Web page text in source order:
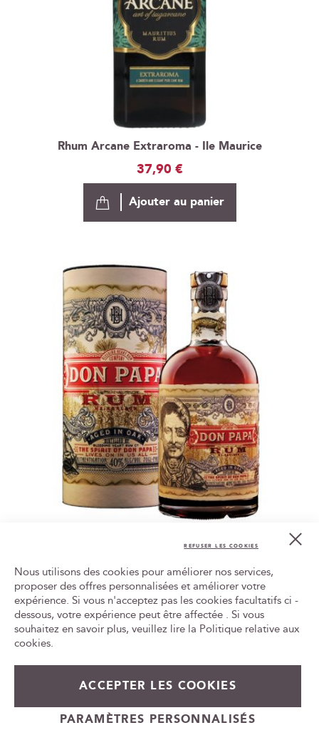
Rhum Arcane Extraroma - Ile Maurice
37,90 €
Ajouter au panier
Rhum Don Papa Single Island - Philippines
44,90 €
Ajouter au panier
Nous utilisons des cookies pour améliorer nos services,
proposer des offres personnalisées et améliorer votre
expérience. Si vous n'acceptez pas les cookies facultatifs ci -
dessous, votre expérience peut être affectée . Si vous
souhaitez en savoir plus, veuillez lire la Politique relative aux
cookies.
ACCEPTER LES COOKIES
PARAMÈTRES PERSONNALISÉS
REFUSER LES COOKIES